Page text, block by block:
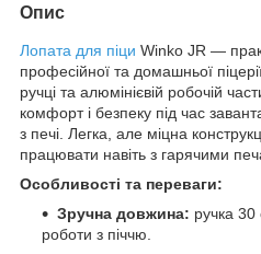
Опис
Лопата для піци Winko JR —
професійної та домашньої
ручці та алюмінієвій робочій
комфорт і безпеку під час
з печі. Легка, але міцна
працювати навіть з гарячими
Особливості та переваги:
Зручна довжина: ручка
роботи з піччю.